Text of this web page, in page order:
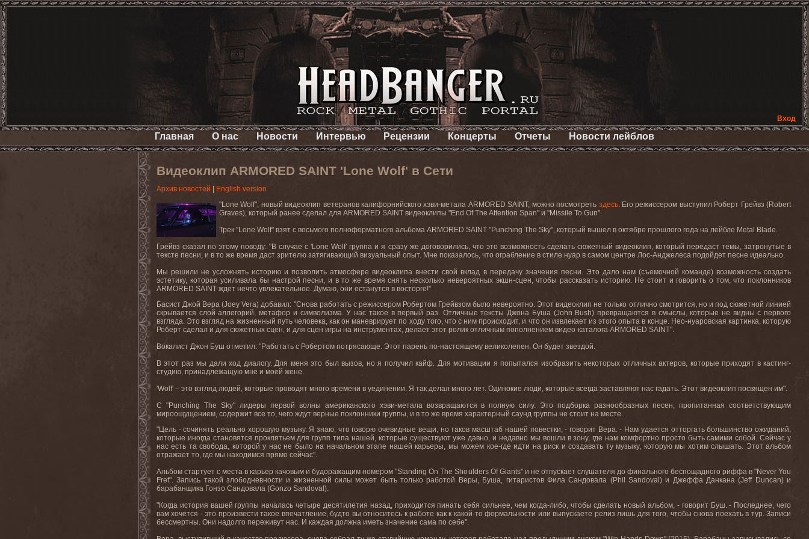
Вход
Главная О нас Новости Интервью Рецензии Концерты Отчеты Новости лейблов
Видеоклип ARMORED SAINT 'Lone Wolf' в Сети
Архив новостей
English version
"Lone Wolf", новый видеоклип ветеранов калифорнийского хэви-метала ARMORED SAINT, можно посмотреть здесь. Его режиссером выступил Роберт Грейвз (Robert
Graves), который ранее сделал для ARMORED SAINT видеоклипы "End Of The Attention Span" и "Missile To Gun".
Трек "Lone Wolf" взят с восьмого полноформатного альбома ARMORED SAINT "Punching The Sky", который вышел в октябре прошлого года на лейбле Metal Blade.
Грейвз сказал по этому поводу: "В случае с 'Lone Wolf' группа и я сразу же договорились, что это возможность сделать сюжетный видеоклип, который передаст темы, затронутые в
тексте песни, и в то же время даст зрителю затягивающий визуальный опыт. Мне показалось, что ограбление в стиле нуар в самом центре Лос-Анджелеса подойдет песне идеально.
Мы решили не усложнять историю и позволить атмосфере видеоклипа внести свой вклад в передачу значения песни. Это дало нам (съемочной команде) возможность создать
эстетику, которая усиливала бы настрой песни, и в то же время снять несколько невероятных экшн-сцен, чтобы рассказать историю. Не стоит и говорить о том, что поклонников
ARMORED SAINT ждет нечто увлекательное. Думаю, они останутся в восторге!"
Басист Джой Вера (Joey Vera) добавил: "Снова работать с режиссером Робертом Грейвзом было невероятно. Этот видеоклип не только отлично смотрится, но и под сюжетной линией
скрывается слой аллегорий, метафор и символизма. У нас такое в первый раз. Отличные тексты Джона Буша (John Bush) превращаются в смыслы, которые не видны с первого
взгляда. Это взгляд на жизненный путь человека, как он маневрирует по ходу того, что с ним происходит, и что он извлекает из этого опыта в конце. Нео-нуаровская картинка, которую
Роберт сделал и для сюжетных сцен, и для сцен игры на инструментах, делает этот ролик отличным пополнением видео-каталога ARMORED SAINT".
Вокалист Джон Буш отметил: "Работать с Робертом потрясающе. Этот парень по-настоящему великолепен. Он будет звездой.
В этот раз мы дали ход диалогу.Для меня это был вызов, но я получил кайф. Для мотивации я попытался изобразить некоторых отличных актеров, которые приходят в кастинг-
студию, принадлежащую мне и моей жене.
'Wolf' – это взгляд людей, которые проводят много времени в уединении. Я так делал много лет. Одинокие люди, которые всегда заставляют нас гадать. Этот видеоклип посвящен им".
С "Punching The Sky" лидеры первой волны американского хэви-метала возвращаются в полную силу. Это подборка разнообразных песен, пропитанная соответствующим
мироощущением, содержит все то, чего ждут верные поклонники группы, и в то же время характерный саунд группы не стоит на месте.
"Цель - сочинять реально хорошую музыку. Я знаю, что говорю очевидные вещи, но таков масштаб нашей повестки, - говорит Вера. - Нам удается отторгать большинство ожиданий,
которые иногда становятся проклятьем для групп типа нашей, которые существуют уже давно, и недавно мы вошли в зону, где нам комфортно просто быть самими собой. Сейчас у
нас есть та свобода, которой у нас не было на начальном этапе нашей карьеры, мы можем кое-где идти на риск и создавать ту музыку, которую мы хотим слышать. Этот альбом
отражает то, где мы находимся прямо сейчас".
Альбом стартует с места в карьер качовым и будоражащим номером "Standing On The Shoulders Of Giants" и не отпускает слушателя до финального беспощадного риффа в "Never You
Fret". Запись такой злободневности и жизненной силы может быть только работой Веры, Буша, гитаристов Фила Сандовала (Phil Sandoval) и Джеффа Данкана (Jeff Duncan) и
барабанщика Гонзо Сандовала (Gonzo Sandoval).
"Когда история вашей группы началась четыре десятилетия назад, приходится пинать себя сильнее, чем когда-либо, чтобы сделать новый альбом, - говорит Буш. - Последнее, чего
вам хочется - это произвести такое впечатление, будто вы относитесь к работе как к какой-то формальности или выпускаете релиз лишь для того, чтобы снова поехать в тур. Записи
бессмертны. Они надолго переживут нас. И каждая должна иметь значение сама по себе".